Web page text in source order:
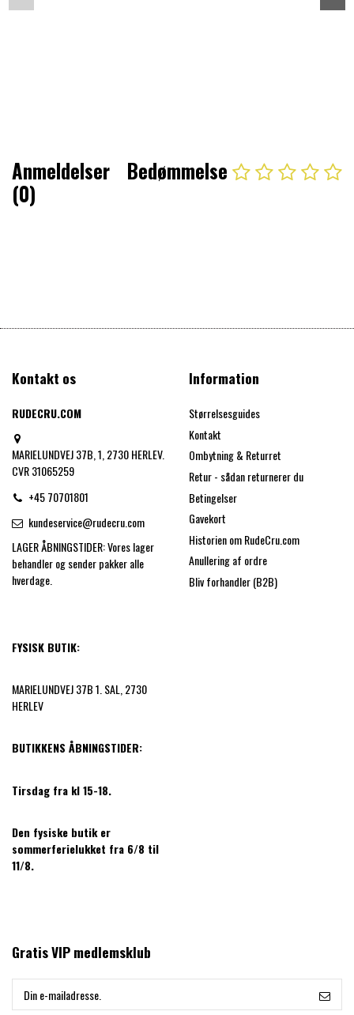
Bedømmelse
Anmeldelser
(0)
Kontakt os
RUDECRU.COM
MARIELUNDVEJ 37B, 1, 2730 HERLEV.
CVR 31065259
+45 70701801
kundeservice@rudecru.com
LAGER ÅBNINGSTIDER: Vores lager
behandler og sender pakker alle
hverdage.
FYSISK BUTIK:
MARIELUNDVEJ 37B 1. SAL, 2730
HERLEV
BUTIKKENS ÅBNINGSTIDER:
Tirsdag fra kl 15-18.
Den fysiske butik er
sommerferielukket fra 6/8 til
11/8.
Information
Størrelsesguides
Kontakt
Ombytning & Returret
Retur - sådan returnerer du
Betingelser
Gavekort
Historien om RudeCru.com
Anullering af ordre
Bliv forhandler (B2B)
Gratis VIP medlemsklub